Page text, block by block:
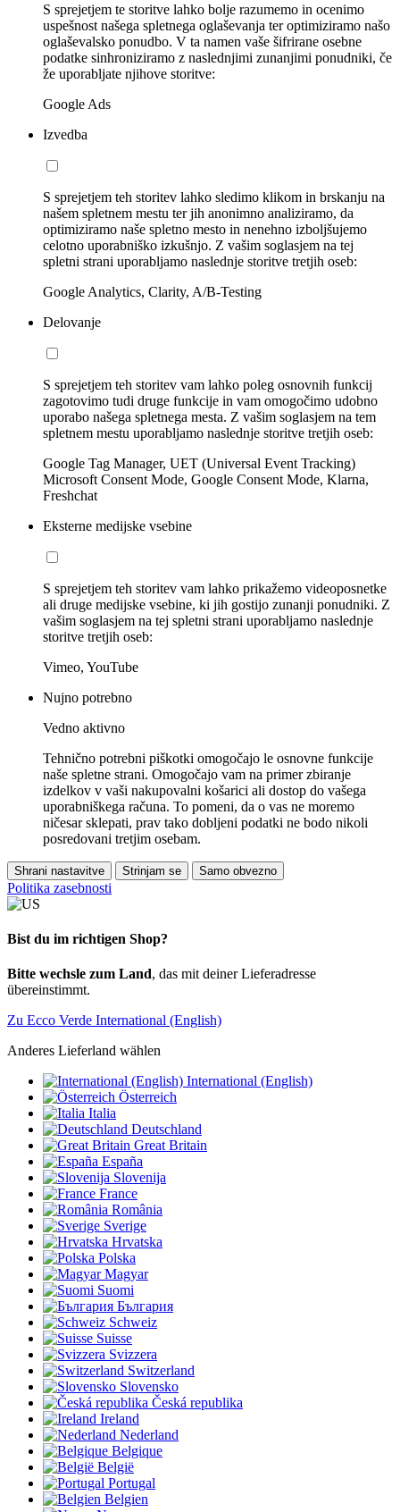
S sprejetjem te storitve lahko bolje razumemo in ocenimo
uspešnost našega spletnega oglaševanja ter optimiziramo našo
oglaševalsko ponudbo. V ta namen vaše šifrirane osebne
podatke sinhroniziramo z naslednjimi zunanjimi ponudniki, če
že uporabljate njihove storitve:
Google Ads
Izvedba
S sprejetjem teh storitev lahko sledimo klikom in brskanju na
našem spletnem mestu ter jih anonimno analiziramo, da
optimiziramo naše spletno mesto in nenehno izboljšujemo
celotno uporabniško izkušnjo. Z vašim soglasjem na tej
spletni strani uporabljamo naslednje storitve tretjih oseb:
Google Analytics, Clarity, A/B-Testing
Delovanje
S sprejetjem teh storitev vam lahko poleg osnovnih funkcij
zagotovimo tudi druge funkcije in vam omogočimo udobno
uporabo našega spletnega mesta. Z vašim soglasjem na tem
spletnem mestu uporabljamo naslednje storitve tretjih oseb:
Google Tag Manager, UET (Universal Event Tracking)
Microsoft Consent Mode, Google Consent Mode, Klarna,
Freshchat
Eksterne medijske vsebine
S sprejetjem teh storitev vam lahko prikažemo videoposnetke
ali druge medijske vsebine, ki jih gostijo zunanji ponudniki. Z
vašim soglasjem na tej spletni strani uporabljamo naslednje
storitve tretjih oseb:
Vimeo, YouTube
Nujno potrebno
Vedno aktivno
Tehnično potrebni piškotki omogočajo le osnovne funkcije
naše spletne strani. Omogočajo vam na primer zbiranje
izdelkov v vaši nakupovalni košarici ali dostop do vašega
uporabniškega računa. To pomeni, da o vas ne moremo
ničesar sklepati, prav tako dobljeni podatki ne bodo nikoli
posredovani tretjim osebam.
Shrani nastavitve Strinjam se Samo obvezno
Politika zasebnosti
Bist du im richtigen Shop?
Bitte wechsle zum Land, das mit deiner Lieferadresse
übereinstimmt.
Zu Ecco Verde International (English)
Anderes Lieferland wählen
International (English)
Österreich
Italia
Deutschland
Great Britain
España
Slovenija
France
România
Sverige
Hrvatska
Polska
Magyar
Suomi
България
Schweiz
Suisse
Svizzera
Switzerland
Slovensko
Česká republika
Ireland
Nederland
Belgique
België
Portugal
Belgien